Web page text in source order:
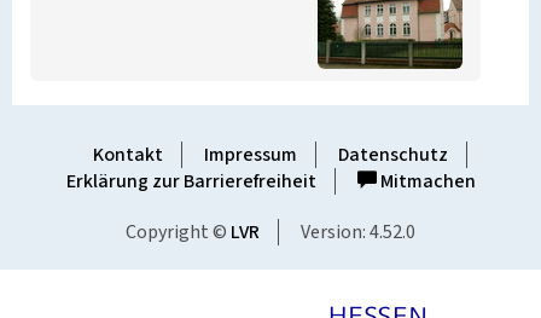
Kontakt Impressum
Datenschutz
Erklärung zur Barrierefreiheit
Mitmachen
Copyright © LVR Version: 4.52.0